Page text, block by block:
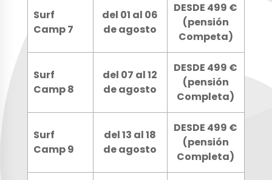
Surf
Camp 7
del 01 al 06
de agosto
DESDE 499 €
(pensión
Competa)
Surf
Camp 8
del 07 al 12
de agosto
DESDE 499 €
(pensión
Completa)
Surf
Camp 9
del 13 al 18
de agosto
DESDE 499 €
(pensión
Completa)